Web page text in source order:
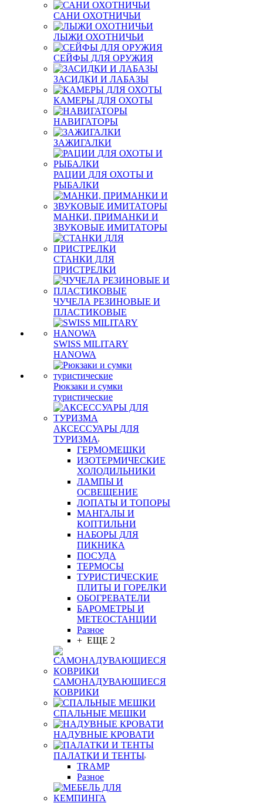
САНИ ОХОТНИЧЬИ
ЛЫЖИ ОХОТНИЧЬИ
СЕЙФЫ ДЛЯ ОРУЖИЯ
ЗАСИДКИ И ЛАБАЗЫ
КАМЕРЫ ДЛЯ ОХОТЫ
НАВИГАТОРЫ
ЗАЖИГАЛКИ
РАЦИИ ДЛЯ ОХОТЫ И
РЫБАЛКИ
МАНКИ, ПРИМАНКИ И
ЗВУКОВЫЕ ИМИТАТОРЫ
СТАНКИ ДЛЯ
ПРИСТРЕЛКИ
ЧУЧЕЛА РЕЗИНОВЫЕ И
ПЛАСТИКОВЫЕ
SWISS MILITARY
HANOWA
Рюкзаки и сумки
туристические
АКСЕССУАРЫ ДЛЯ
ТУРИЗМА
ГЕРМОМЕШКИ
ИЗОТЕРМИЧЕСКИЕ
ХОЛОДИЛЬНИКИ
ЛАМПЫ И
ОСВЕЩЕНИЕ
ЛОПАТЫ И ТОПОРЫ
МАНГАЛЫ И
КОПТИЛЬНИ
НАБОРЫ ДЛЯ
ПИКНИКА
ПОСУДА
ТЕРМОСЫ
ТУРИСТИЧЕСКИЕ
ПЛИТЫ И ГОРЕЛКИ
ОБОГРЕВАТЕЛИ
БАРОМЕТРЫ И
МЕТЕОСТАНЦИИ
Разное
+ ЕЩЕ 2
САМОНАДУВАЮЩИЕСЯ
КОВРИКИ
СПАЛЬНЫЕ МЕШКИ
НАДУВНЫЕ КРОВАТИ
ПАЛАТКИ И ТЕНТЫ
TRAMP
Разное